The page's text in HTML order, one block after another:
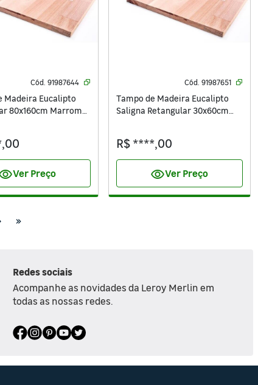
Cód. 91987644
Madeira Eucalipto
80x160cm Marrom
Ver Preço
Cód. 91987651
Tampo de Madeira Eucalipto
Saligna Retangular 30x60cm
R$ ****,00
visibilityVer Preço
Redes sociais
Acompanhe as novidades da Leroy Merlin em
todas as nossas redes.